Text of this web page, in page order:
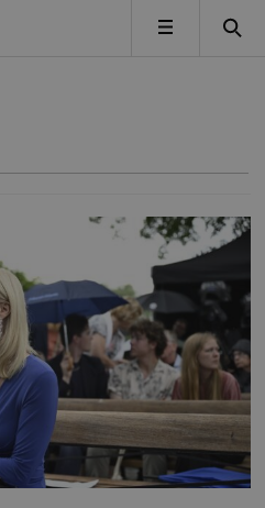
MENY